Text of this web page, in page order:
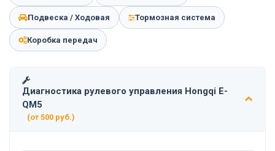
Подвеска / Ходовая Тормозная система
Коробка передач
Диагностика рулевого управления Hongqi E-
QM5
(от 500 руб.)